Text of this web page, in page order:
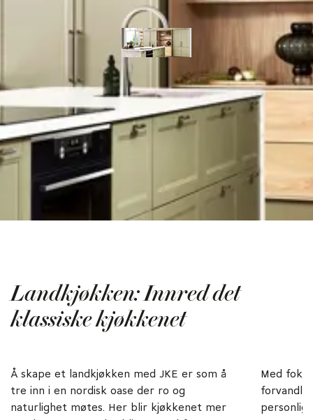
Landkjøkken: Innred det
klassiske kjøkkenet
Å skape et landkjøkken med JKE er som å
tre inn i en nordisk oase der ro og
naturlighet møtes. Her blir kjøkkenet mer
Med
personlig